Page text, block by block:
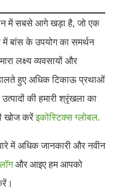
में सबसे आगे खड़ा है, जो एक
बांस के उपयोग का समर्थन
लक्ष्य व्यवसायों और
डालते हुए अधिक टिकाऊ प्रथाओं
की हमारी श्रृंखला का
खोज करेंइकोस्टिक्स ग्लोबल.
में अधिक जानकारी और नवीन
और आइए हम आपको